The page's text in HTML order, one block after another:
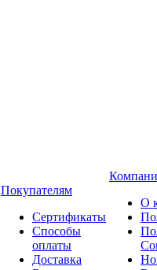
Покупателям
Сертификаты
Способы
оплаты
Доставка
О